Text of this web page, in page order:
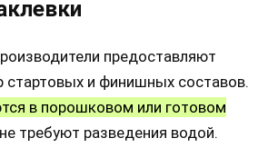
предоставляют
и финишных составов.
в порошковом или готовом
требуют разведения водой.